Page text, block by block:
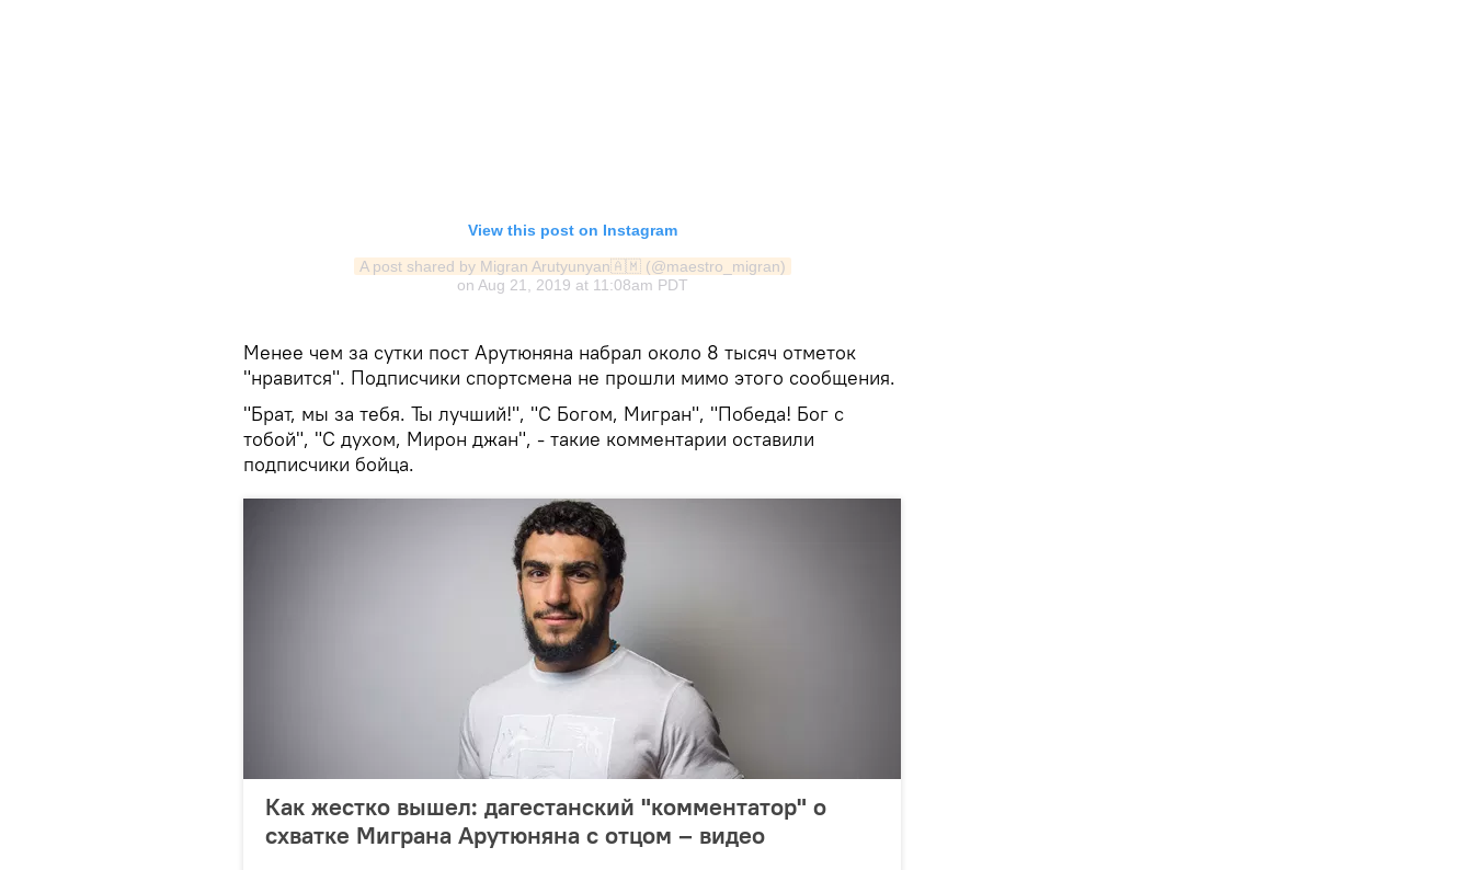
View this post on Instagram
A post shared by Migran Arutyunyan🇦🇲 (@maestro_migran)
on Aug 21, 2019 at 11:08am PDT
Менее чем за сутки пост Арутюняна набрал около 8 тысяч отметок
"нравится". Подписчики спортсмена не прошли мимо этого сообщения.
"Брат, мы за тебя. Ты лучший!", "С Богом, Мигран", "Победа! Бог с
тобой", "С духом, Мирон джан", - такие комментарии оставили
подписчики бойца.
Как жестко вышел: дагестанский "комментатор" о
схватке Миграна Арутюняна с отцом – видео